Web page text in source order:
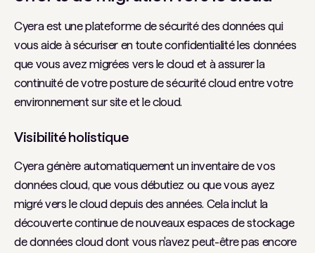
Cyera est une plateforme de sécurité des données qui
vous aide à sécuriser en toute confidentialité les données
que vous avez migrées vers le cloud et à assurer la
continuité de votre posture de sécurité cloud entre votre
environnement sur site et le cloud.
Visibilité holistique
Cyera génère automatiquement un inventaire de vos
données cloud, que vous débutiez ou que vous ayez
migré vers le cloud depuis des années. Cela inclut la
découverte continue de nouveaux espaces de stockage
de données cloud dont vous n'avez peut-être pas encore